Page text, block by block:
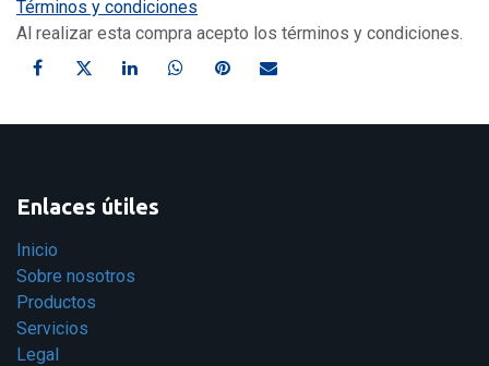
Términos y condiciones
Al realizar esta compra acepto los términos y condiciones.
Enlaces útiles
Inicio
Sobre nosotros
Productos
Servicios
Legal